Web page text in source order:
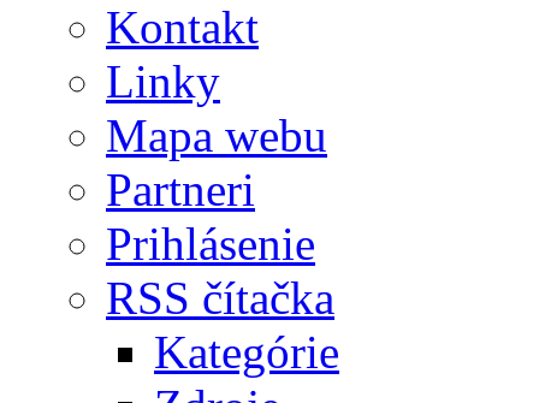
Kontakt
Linky
Mapa webu
Partneri
Prihlásenie
RSS čítačka
Kategórie